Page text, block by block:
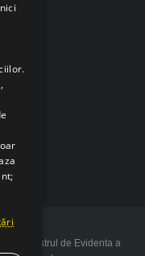
in Registrul de Evidenta a